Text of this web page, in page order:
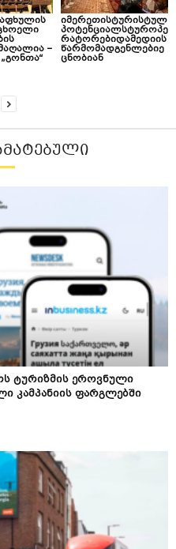
–
იმერეთისტურისტულ
პოტენციალსტუროპე
რატორებიდამედიის
წარმომადგენლებიე
ცნობიან
ტურიზმის ეროვნული
კამპანიის ფარგლებში